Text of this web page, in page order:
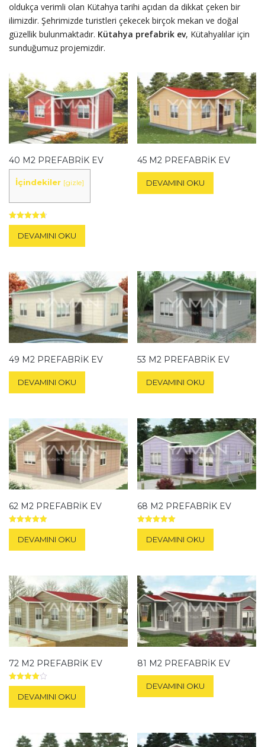
oldukça verimli olan Kütahya tarihi açıdan da dikkat çeken bir
ilimizdir. Şehrimizde turistleri çekecek birçok mekan ve doğal
güzellik bulunmaktadır. Kütahya prefabrik ev, Kütahyalılar için
sunduğumuz projemizdir.
40 M2 PREFABRIK EV
İçindekiler [gizle]
5 üzerinden
4.67
oy aldı
DEVAMINI OKU
45 M2 PREFABRIK EV
DEVAMINI OKU
49 M2 PREFABRIK EV
DEVAMINI OKU
53 M2 PREFABRIK EV
DEVAMINI OKU
62 M2 PREFABRIK EV
5 üzerinden
5.00
oy aldı
DEVAMINI OKU
68 M2 PREFABRIK EV
5 üzerinden
5.00
oy aldı
DEVAMINI OKU
72 M2 PREFABRIK EV
5
üzerinden
4.00
oy aldı
DEVAMINI OKU
81 M2 PREFABRIK EV
DEVAMINI OKU